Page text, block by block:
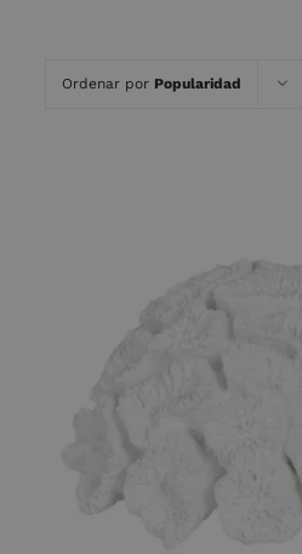
Ordenar por Popularidad
AÑADIR AL CARRITO